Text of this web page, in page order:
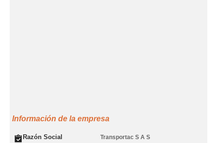
Información de la empresa
Razón Social Transportac S A S